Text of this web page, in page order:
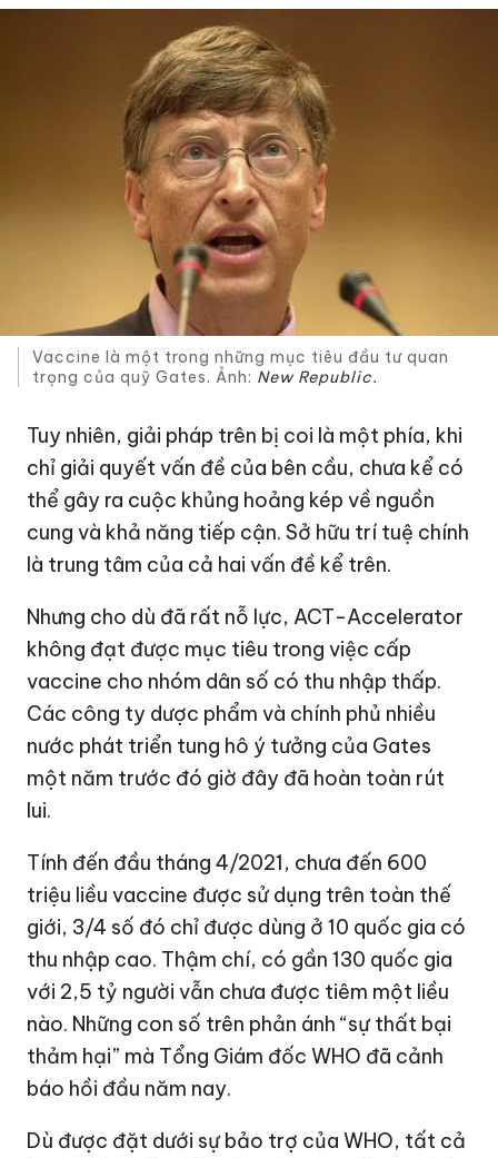
Vaccine là một trong những mục tiêu đầu tư quan
trọng của quỹ Gates. Ảnh: New Republic.
Tuy nhiên, giải pháp trên bị coi là một phía, khi
chỉ giải quyết vấn đề của bên cầu, chưa kể có
thể gây ra cuộc khủng hoảng kép về nguồn
cung và khả năng tiếp cận. Sở hữu trí tuệ chính
là trung tâm của cả hai vấn đề kể trên.
Nhưng cho dù đã rất nỗ lực, ACT-Accelerator
không đạt được mục tiêu trong việc cấp
vaccine cho nhóm dân số có thu nhập thấp.
Các công ty dược phẩm và chính phủ nhiều
nước phát triển tung hô ý tưởng của Gates
một năm trước đó giờ đây đã hoàn toàn rút
lui.
Tính đến đầu tháng 4/2021, chưa đến 600
triệu liều vaccine được sử dụng trên toàn thế
giới, 3/4 số đó chỉ được dùng ở 10 quốc gia có
thu nhập cao. Thậm chí, có gần 130 quốc gia
với 2,5 tỷ người vẫn chưa được tiêm một liều
nào. Những con số trên phản ánh “sự thất bại
thảm hại” mà Tổng Giám đốc WHO đã cảnh
báo hồi đầu năm nay.
Dù được đặt dưới sự bảo trợ của WHO, tất cả